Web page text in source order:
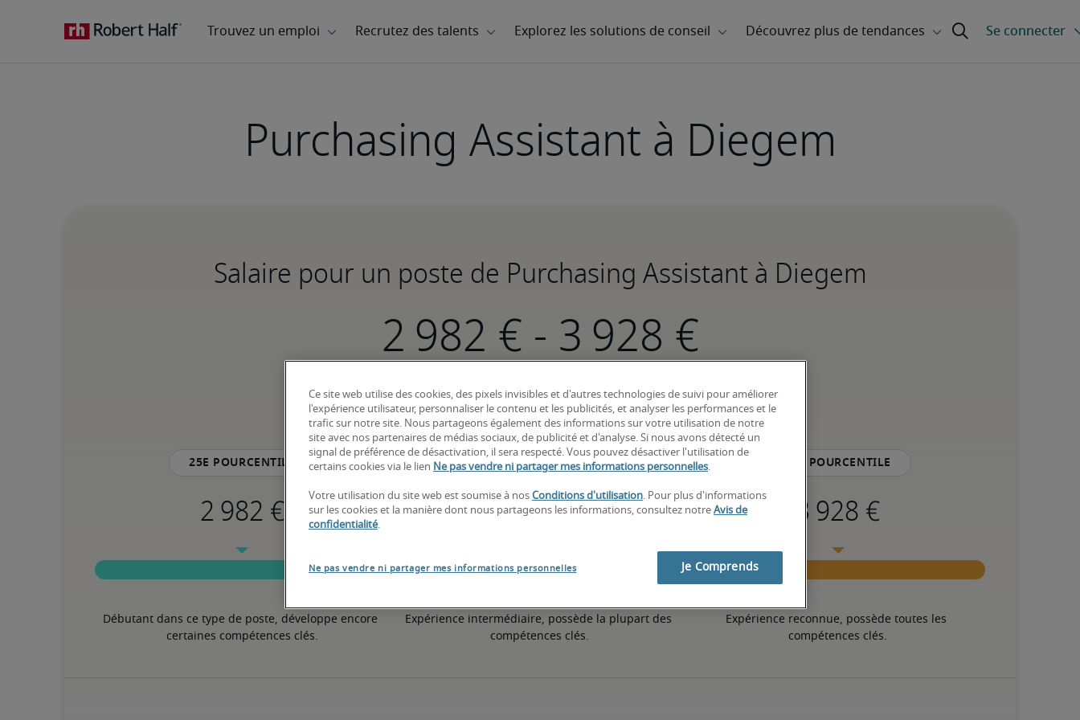
Purchasing Assistant à Diegem
Salaire pour un poste de Purchasing Assistant à Diegem
-
6% supérieur à la moyenne nationale
25e pourcentile
Débutant dans ce type de poste, développe encore
certaines compétences clés.
50e pourcentile
Expérience intermédiaire, possède la plupart des
compétences clés.
75e pourcentile
Expérience reconnue, possède toutes les
compétences clés.
Ce site web utilise des cookies, des pixels invisibles et d'autres technologies de suivi pour améliorer
l'expérience utilisateur, personnaliser le contenu et les publicités, et analyser les performances et le
trafic sur notre site. Nous partageons également des informations sur votre utilisation de notre
site avec nos partenaires de médias sociaux, de publicité et d'analyse. Si nous avons détecté un
signal de préférence de désactivation, il sera respecté. Vous pouvez désactiver l'utilisation de
certains cookies via le lien Ne pas vendre ni partager mes informations personnelles.
Votre utilisation du site web est soumise à nos Conditions d'utilisation. Pour plus d'informations
sur les cookies et la manière dont nous partageons les informations, consultez notre Avis de
confidentialité.
Ne pas vendre ni partager mes informations personnelles Je Comprends